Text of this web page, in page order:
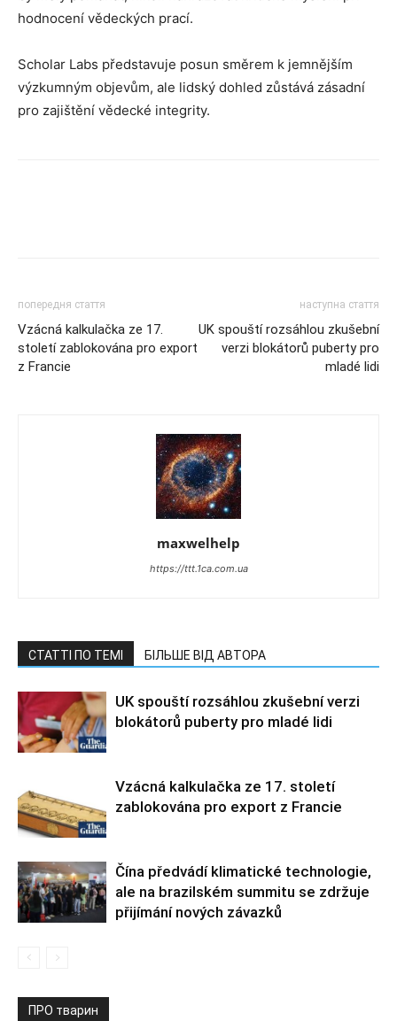
hodnocení vědeckých prací.
Scholar Labs představuje posun směrem k jemnějším
výzkumným objevům, ale lidský dohled zůstává zásadní
pro zajištění vědecké integrity.
попередня стаття
Vzácná kalkulačka ze 17.
století zablokována pro export
z Francie
наступна стаття
UK spouští rozsáhlou zkušební
verzi blokátorů puberty pro
mladé lidi
maxwelhelp
https://ttt.1ca.com.ua
СТАТТІ ПО ТЕМІ БІЛЬШЕ ВІД АВТОРА
UK spouští rozsáhlou zkušební verzi
blokátorů puberty pro mladé lidi
Vzácná kalkulačka ze 17. století
zablokována pro export z Francie
Čína předvádí klimatické technologie,
ale na brazilském summitu se zdržuje
přijímání nových závazků
ПРО тварин